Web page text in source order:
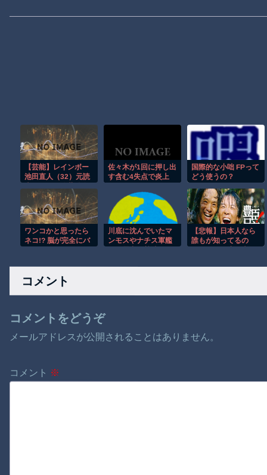
【芸能】レインボー
池田直人（32）元読
アナが結婚
佐々木が1回に押し出
す含む4失点で炎上
国際的な小咄 FPって
どう使うの？
ワンコかと思ったら
ネコ!? 脳が完全にバ
川底に沈んでいたマ
ンモスやナチス軍艦
水！
【悲報】日本人なら
誰もが知ってるの
い歴史上の人物ｗｗ
コメント
コメントをどうぞ
メールアドレスが公開されることはありません。
コメント ※